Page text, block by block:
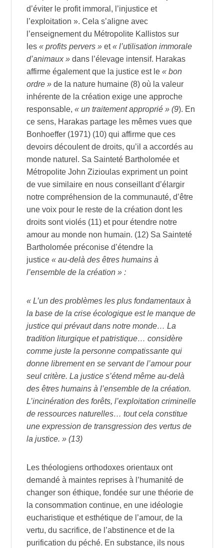
d’éviter le profit immoral, l’injustice et
l’exploitation ». Cela s’aligne avec
l’enseignement du Métropolite Kallistos sur
les« profits pervers » et« l’utilisation immorale
d’animaux » dans l’élevage intensif. Harakas
affirme également que la justice est le« bon
ordre » de la nature humaine (8) où la valeur
inhérente de la création exige une approche
responsable,« un traitement approprié » (9). En
ce sens, Harakas partage les mêmes vues que
Bonhoeffer (1971) (10) qui affirme que ces
devoirs découlent de droits, qu’il a accordés au
monde naturel. Sa Sainteté Bartholomée et
Métropolite John Zizioulas expriment un point
de vue similaire en nous conseillant d’élargir
notre compréhension de la communauté, d’être
une voix pour le reste de la création dont les
droits sont violés (11) et pour étendre notre
amour au monde non humain. (12) Sa Sainteté
Bartholomée préconise d’étendre la
justice« au-delà des êtres humains à
l’ensemble de la création » :
« L’un des problèmes les plus fondamentaux à
la base de la crise écologique est le manque de
justice qui prévaut dans notre monde… La
tradition liturgique et patristique… considère
comme juste la personne compatissante qui
donne librement en se servant de l’amour pour
seul critère. La justice s’étend même au-delà
des êtres humains à l’ensemble de la création.
L’incinération des forêts, l’exploitation criminelle
de ressources naturelles… tout cela constitue
une expression de transgression des vertus de
la justice. » (13)
Les théologiens orthodoxes orientaux ont
demandé à maintes reprises à l’humanité de
changer son éthique, fondée sur une théorie de
la consommation continue, en une idéologie
eucharistique et esthétique de l’amour, de la
vertu, du sacrifice, de l’abstinence et de la
purification du péché. En substance, ils nous